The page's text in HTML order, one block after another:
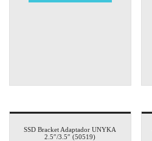
SSD Bracket Adaptador UNYKA
2.5″/3.5″ (50519)